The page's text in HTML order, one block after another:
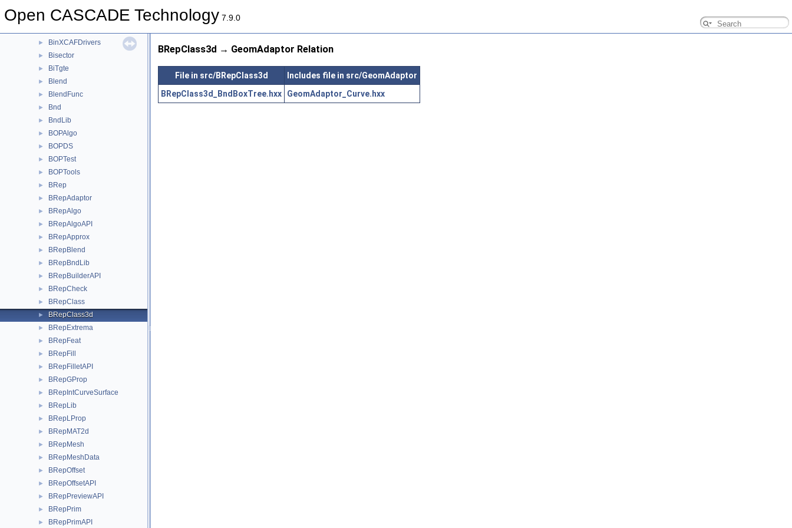
Open CASCADE Technology 7.9.0
► BinTObjDrivers
► BinXCAFDrivers
► Bisector
► BiTgte
► Blend
► BlendFunc
► Bnd
► BndLib
► BOPAlgo
► BOPDS
► BOPTest
► BOPTools
► BRep
► BRepAdaptor
► BRepAlgo
► BRepAlgoAPI
► BRepApprox
► BRepBlend
► BRepBndLib
► BRepBuilderAPI
► BRepCheck
► BRepClass
► BRepClass3d
► BRepExtrema
► BRepFeat
► BRepFill
► BRepFilletAPI
► BRepGProp
► BRepIntCurveSurface
► BRepLib
► BRepLProp
► BRepMAT2d
► BRepMesh
► BRepMeshData
► BRepOffset
► BRepOffsetAPI
► BRepPreviewAPI
► BRepPrim
► BRepPrimAPI
BRepClass3d → GeomAdaptor Relation
File in src/BRepClass3d
Includes file in src/GeomAdaptor
BRepClass3d_BndBoxTree.hxx
GeomAdaptor_Curve.hxx